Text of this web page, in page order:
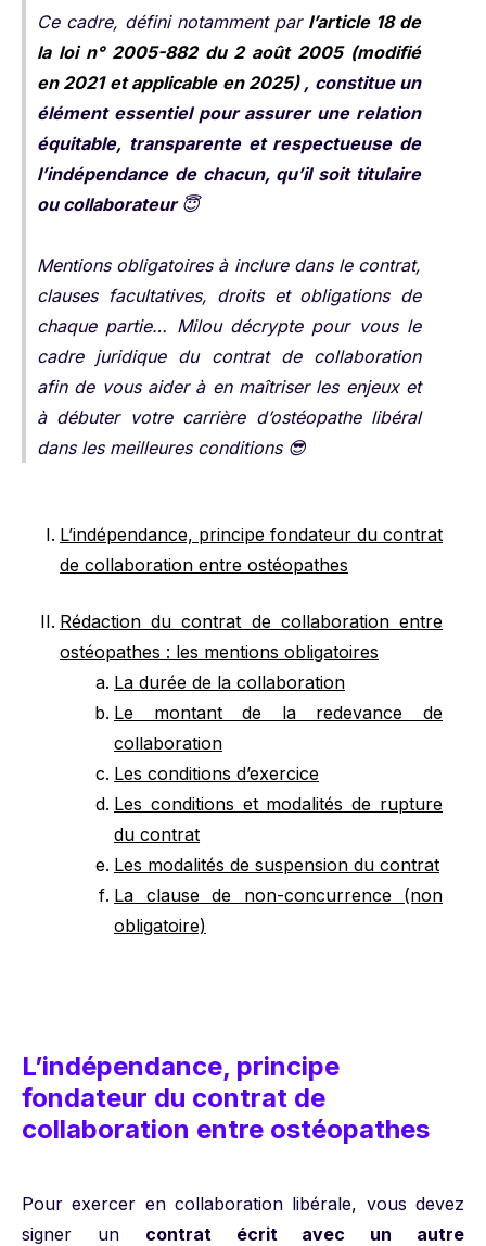
Ce cadre, défini notamment par l’article 18 de
la loi n° 2005-882 du 2 août 2005 (modifié
en 2021 et applicable en 2025) , constitue un
élément essentiel pour assurer une relation
équitable, transparente et respectueuse de
l’indépendance de chacun, qu’il soit titulaire
ou collaborateur 😇
Mentions obligatoires à inclure dans le contrat,
clauses facultatives, droits et obligations de
chaque partie… Milou décrypte pour vous le
cadre juridique du contrat de collaboration
afin de vous aider à en maîtriser les enjeux et
à débuter votre carrière d’ostéopathe libéral
dans les meilleures conditions 😎
L’indépendance, principe fondateur du contrat
de collaboration entre ostéopathes
Rédaction du contrat de collaboration entre
ostéopathes : les mentions obligatoires
La durée de la collaboration
Le montant de la redevance de
collaboration
Les conditions d’exercice
Les conditions et modalités de rupture
du contrat
Les modalités de suspension du contrat
La clause de non-concurrence (non
obligatoire)
L’indépendance, principe
fondateur du contrat de
collaboration entre ostéopathes
Pour exercer en collaboration libérale, vous devez
signer un contrat écrit avec un autre